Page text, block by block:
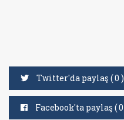
Twitter'da paylaş (0 )
Facebook'ta paylaş (0